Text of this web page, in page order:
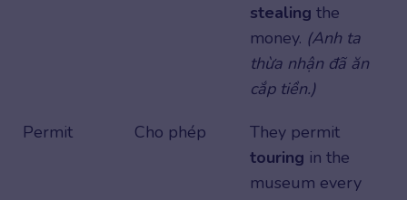
stealing the
money. (Anh ta
thừa nhận đã ăn
cắp tiền.)
Permit
Cho phép
They permit
touring in the
museum every